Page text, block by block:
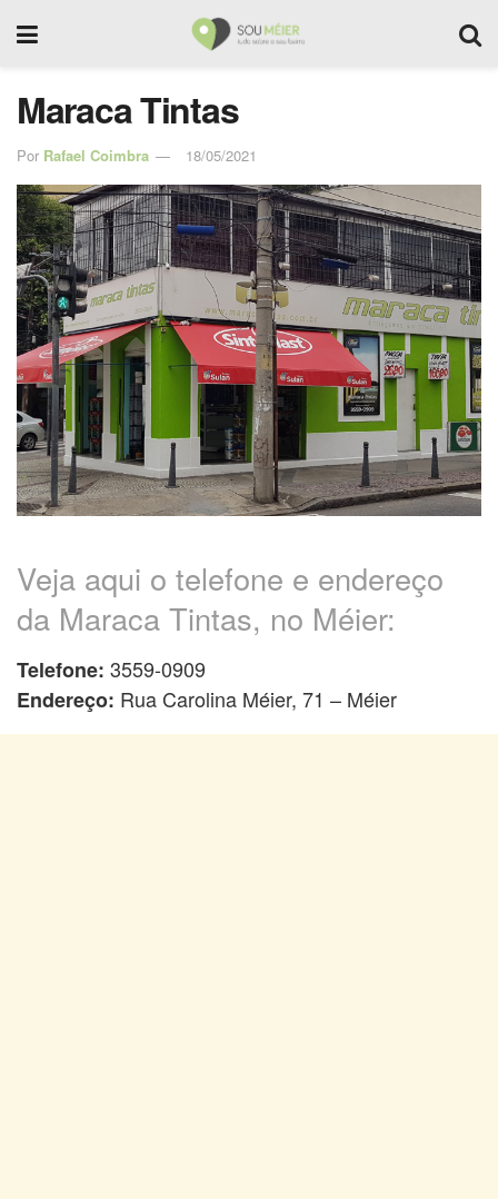
Maraca Tintas
Por Rafael Coimbra 18/05/2021
Veja aqui o telefone e endereço
da Maraca Tintas, no Méier:
Telefone: 3559-0909
Endereço: Rua Carolina Méier, 71 – Méier